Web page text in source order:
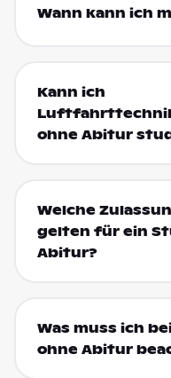
Wann kann ich
Kann ich
ohne Abitur
Welche
gelten für ein
Abitur?
Was muss ich
ohne Abitur